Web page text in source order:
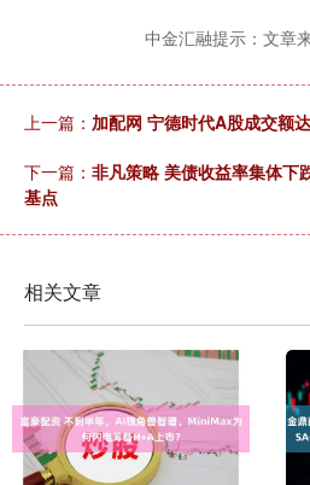
中金汇融提示：文章
上一篇： 加配网 宁德时代A股成交额
下一篇： 非凡策略 美债收益率集体下
基点
相关文章